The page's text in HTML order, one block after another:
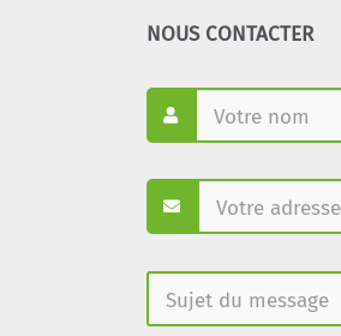
NOUS CONTACTER